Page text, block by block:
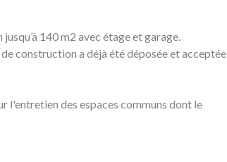
140 m2 avec étage et garage.
construction a déjà été déposée et acceptée
l'entretien des espaces communs dont le